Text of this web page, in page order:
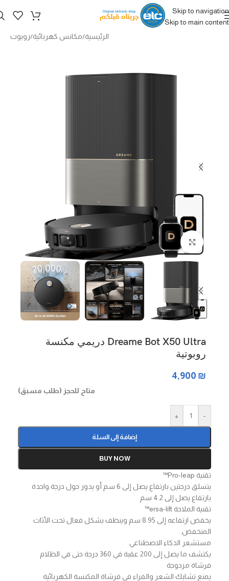
Skip to navigation
Skip to main content
الرئيسية/مكانس كهربائية/روبوت
Click to enlarge
Dreame Bot X50 Ultra دريمي مكنسة
روبوتية
4,900 ₪
متاح للحجز (طلب مسبق)
-
+
إضافة إلى السلة
BUY NOW
تقنية Pro-leap™
يتسلق درجتين بارتفاع يصل إلى 6 سم أو يدور حول درجة واحدة
بارتفاع يصل إلى 4.2 سم
تقنية الملاحة ersa-lift™
يخفض ارتفاعه إلى 8.95 سم وينظف بشكل فعال تحت الأثاث
المنخفض.
مستشعر الذكاء الاصطناعي
يكتشف ما يصل إلى 200 عقبة في 360 درجة حتى في الظلام
فرشاة مزدوجة
يمنع تشابك الشعر والفراء في فرشاة المكنسة الكهربائية